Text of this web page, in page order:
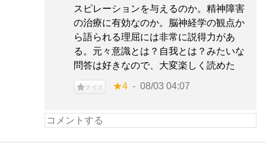
スピレーションを与えるのか。精神障害
の治療に有効なのか。脳神経学の観点か
ら語られる理屈には非常に説得力があ
る。元々意識とは？自我とは？みたいな
問答は好きなので、大変楽しく読めた
ナイス ★4 08/03 04:07